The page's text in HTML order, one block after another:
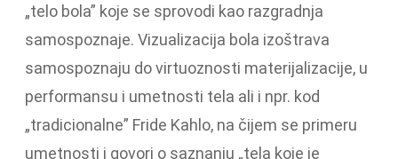
„telo bola” koje se sprovodi kao razgradnja
samospoznaje. Vizualizacija bola izoštrava
samospoznaju do virtuoznosti materijalizacije, u
performansu i umetnosti tela ali i npr. kod
„tradicionalne” Fride Kahlo, na čijem se primeru
umetnosti i govori o saznanju „tela koje je